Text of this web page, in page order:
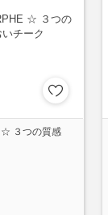
☆ ３つの質感